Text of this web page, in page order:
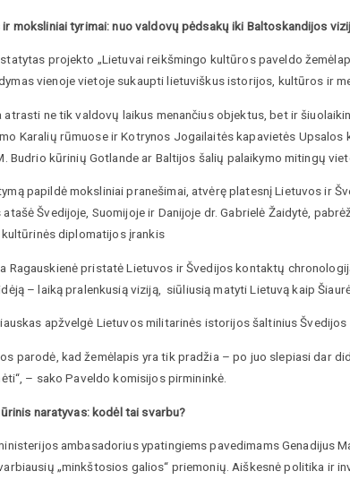
ir moksliniai tyrimai: nuo valdovų pėdsakų iki Baltoskandijos
projekto „Lietuvai reikšmingo kultūros paveldo
vienoje vietoje sukaupti lietuviškus istorijos, kultūros ir
atrasti ne tik valdovų laikus menančius objektus, bet ir
Karalių rūmuose ir Kotrynos Jogailaitės kapavietės
Budrio kūrinių Gotlande ar Baltijos šalių palaikymo mitingų
papildė moksliniai pranešimai, atvėrę platesnį Lietuvos ir
Švedijoje, Suomijoje ir Danijoje dr. Gabrielė Žaidytė,
diplomatijos įrankis
Ragauskienė pristatė Lietuvos ir Švedijos kontaktų
– laiką pralenkusią viziją, siūliusią matyti Lietuvą kaip
apžvelgė Lietuvos militarinės istorijos šaltinius
parodė, kad žemėlapis yra tik pradžia – po juo slepiasi dar
– sako Paveldo komisijos pirmininkė.
naratyvas: kodėl tai svarbu?
ambasadorius ypatingiems pavedimams Genadijus
„minkštosios galios“ priemonių. Aiškesnė politika